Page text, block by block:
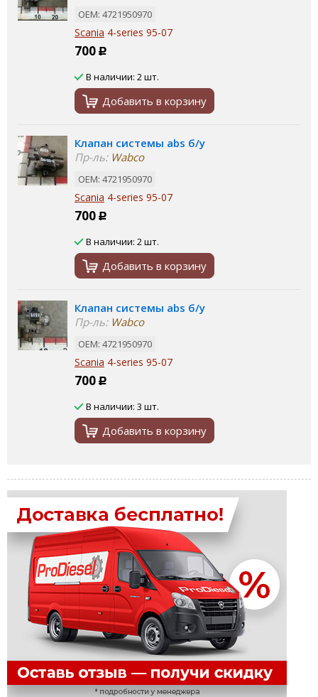
ОЕМ: 4721950970
Scania 4-series 95-07
700 Р
В наличии: 2 шт.
Добавить в корзину
Клапан системы abs б/у
Пр-ль:Wabco
ОЕМ: 4721950970
Scania 4-series 95-07
700 Р
В наличии: 2 шт.
Добавить в корзину
Клапан системы abs б/у
Пр-ль:Wabco
ОЕМ: 4721950970
Scania 4-series 95-07
700 Р
В наличии: 3 шт.
Добавить в корзину